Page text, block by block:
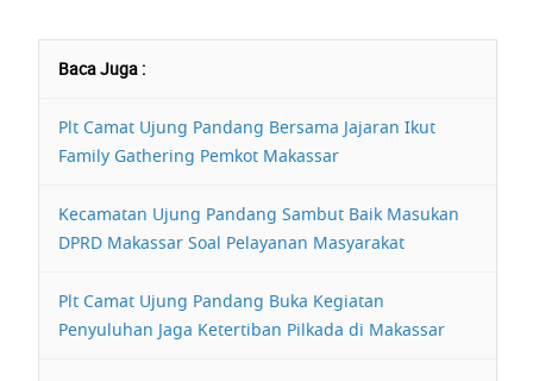
Baca Juga :
Plt Camat Ujung Pandang Bersama Jajaran Ikut
Family Gathering Pemkot Makassar
Kecamatan Ujung Pandang Sambut Baik Masukan
DPRD Makassar Soal Pelayanan Masyarakat
Plt Camat Ujung Pandang Buka Kegiatan
Penyuluhan Jaga Ketertiban Pilkada di Makassar